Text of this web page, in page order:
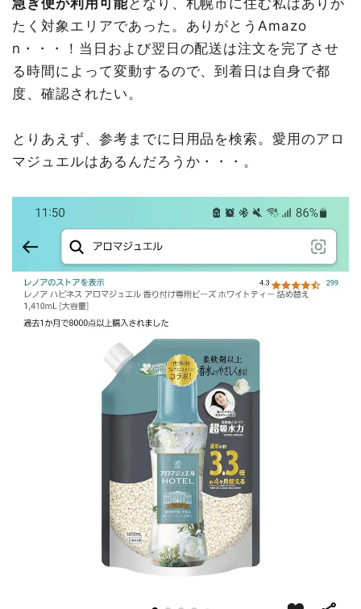
急ぎ便が利用可能となり、札幌市に住む私はありが
たく対象エリアであった。ありがとうAmazo
n・・・！当日および翌日の配送は注文を完了させ
る時間によって変動するので、到着日は自身で都
度、確認されたい。
とりあえず、参考までに日用品を検索。愛用のアロ
マジュエルはあるんだろうか・・・。